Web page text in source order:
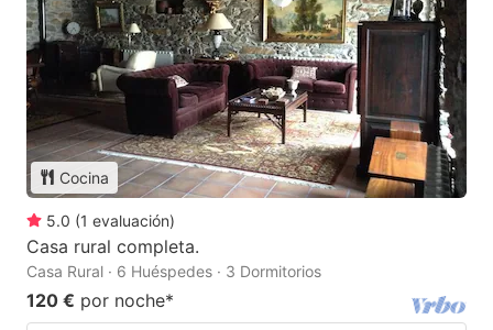
Cocina
5.0 (1 evaluación)
Casa rural completa.
Casa Rural · 6 Huéspedes · 3 Dormitorios
120 € por noche*